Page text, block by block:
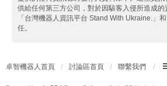
供給任何第三方公司，對於因駭客入侵所造成的
「台灣機器人資訊平台 Stand With Ukraine.」
任。
卓智機器人首頁 討論區首頁 聯繫我們